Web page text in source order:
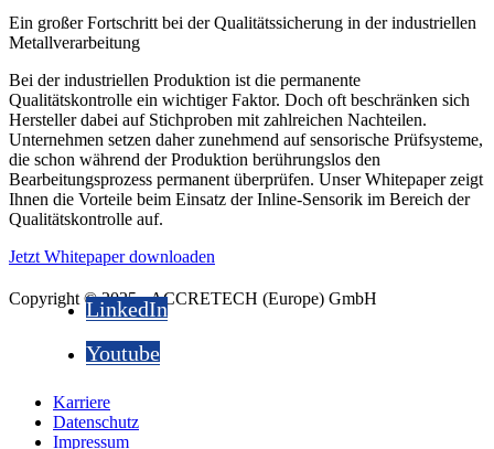
Ein großer Fortschritt bei der Qualitätssicherung in der industriellen
Metallverarbeitung
Bei der industriellen Produktion ist die permanente
Qualitätskontrolle ein wichtiger Faktor. Doch oft beschränken sich
Hersteller dabei auf Stichproben mit zahlreichen Nachteilen.
Unternehmen setzen daher zunehmend auf sensorische Prüfsysteme,
die schon während der Produktion berührungslos den
Bearbeitungsprozess permanent überprüfen. Unser Whitepaper zeigt
Ihnen die Vorteile beim Einsatz der Inline-Sensorik im Bereich der
Qualitätskontrolle auf.
Jetzt Whitepaper downloaden
Copyright © 2025 - ACCRETECH (Europe) GmbH
LinkedIn
Youtube
Karriere
Datenschutz
Impressum